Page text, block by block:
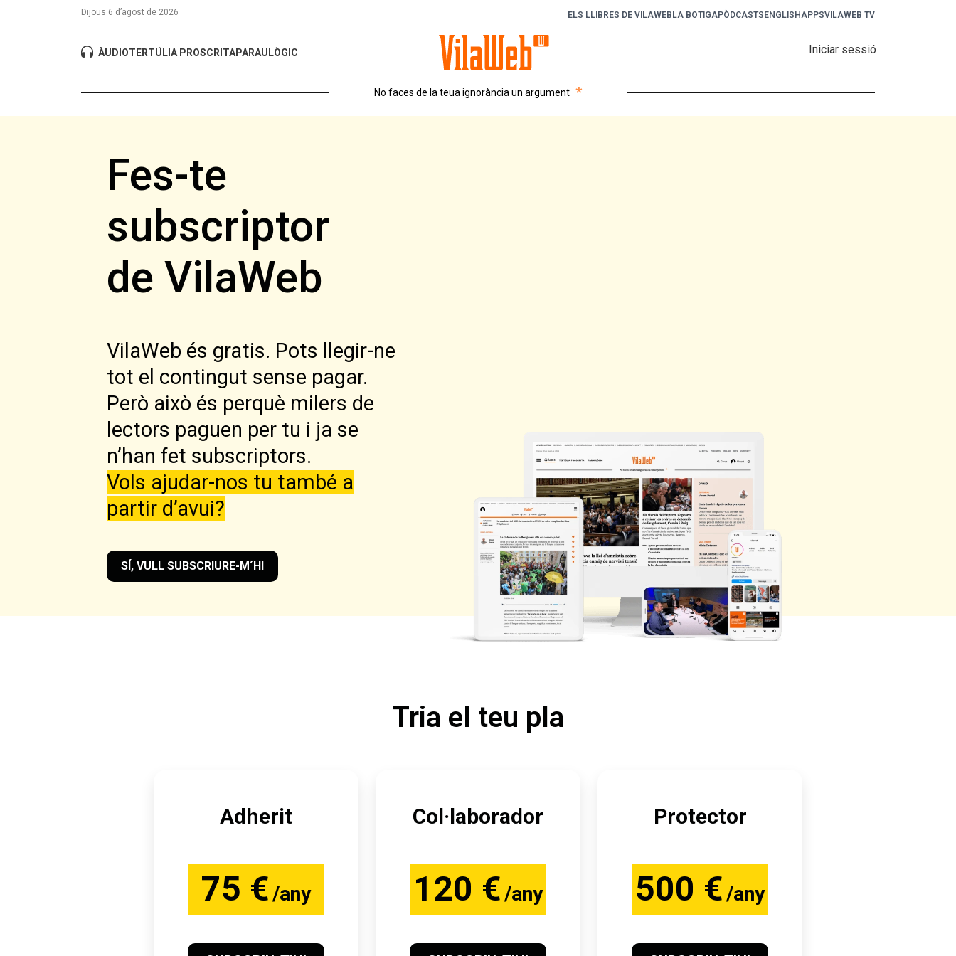
Dijous 6 d’agost de 2026 ELS LLIBRES DE VILAWEB LA BOTIGAPÒDCASTS ENGLISHAPPSVILAWEB TV
ÀUDIOTERTÚLIA PROSCRITAPARAULÒGIC
No faces de la teua ignorància un argument *
Iniciar sessió
Fes-te
subscriptor
de VilaWeb
VilaWeb és gratis. Pots llegir-ne
tot el contingut sense pagar.
Però això és perquè milers de
lectors paguen per tu i ja se
n’han fet subscriptors.
Vols ajudar-nos tu també a
partir d’avui?
SÍ, VULL SUBSCRIURE-M´HI
Tria el teu pla
Adherit
75 €/any
Col·laborador
120 €/any
Protector
500 €/any